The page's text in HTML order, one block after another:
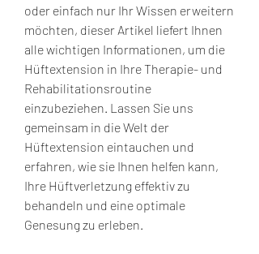
oder einfach nur Ihr Wissen erweitern
möchten, dieser Artikel liefert Ihnen
alle wichtigen Informationen, um die
Hüftextension in Ihre Therapie- und
Rehabilitationsroutine
einzubeziehen. Lassen Sie uns
gemeinsam in die Welt der
Hüftextension eintauchen und
erfahren, wie sie Ihnen helfen kann,
Ihre Hüftverletzung effektiv zu
behandeln und eine optimale
Genesung zu erleben.